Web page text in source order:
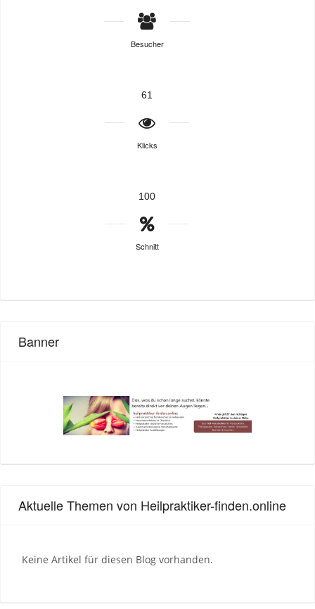
Besucher
61
Klicks
100
Schnitt
Banner
Aktuelle Themen von Heilpraktiker-finden.online
Keine Artikel für diesen Blog vorhanden.